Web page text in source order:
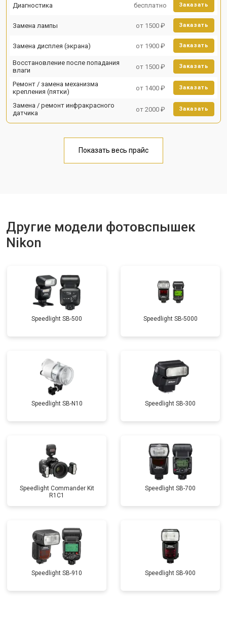
Диагностика бесплатно Заказать
Замена лампы от 1500 ₽ Заказать
Замена дисплея (экрана) от 1900 ₽ Заказать
Восстановление после попадания
влаги
от 1500 ₽ Заказать
Ремонт / замена механизма
крепления (пятки)
от 1400 ₽ Заказать
Замена / ремонт инфракрасного
датчика
от 2000 ₽ Заказать
Показать весь прайс
Другие модели фотовспышек
Nikon
Speedlight SB-500 Speedlight SB-5000
Speedlight SB-N10 Speedlight SB-300
Speedlight Commander Kit
R1C1
Speedlight SB-700
Speedlight SB-910 Speedlight SB-900